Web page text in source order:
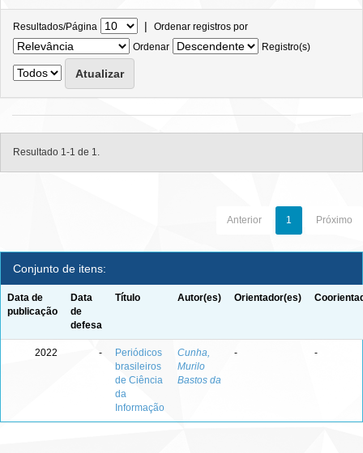
Resultados/Página | Ordenar registros por
Ordenar
Registro(s)
Resultado 1-1 de 1.
Anterior 1 Próximo
Conjunto de itens:
Data de
publicação
Data
de
defesa
Título Autor(es) Orientador(es)
2022 -
Periódicos
brasileiros
de Ciência
da
Informação
Cunha,
Murilo
Bastos da
- -